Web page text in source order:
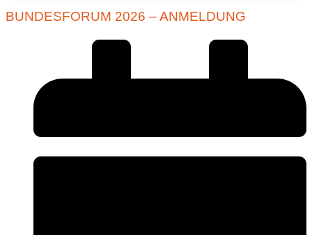
BUNDESFORUM 2026 – ANMELDUNG